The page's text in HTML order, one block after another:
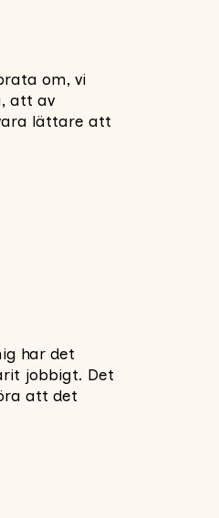
om, vi
att av
lättare att
har det
jobbigt. Det
att det